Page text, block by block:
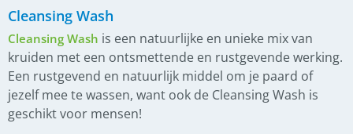
Cleansing Wash
Cleansing Wash is een natuurlijke en unieke mix van
kruiden met een ontsmettende en rustgevende werking.
Een rustgevend en natuurlijk middel om je paard of
jezelf mee te wassen, want ook de Cleansing Wash is
geschikt voor mensen!